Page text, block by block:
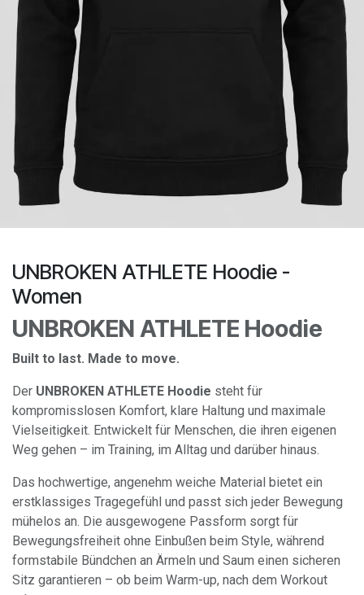
UNBROKEN ATHLETE Hoodie -
Women
UNBROKEN ATHLETE Hoodie
Built to last. Made to move.
Der UNBROKEN ATHLETE Hoodie steht für
kompromisslosen Komfort, klare Haltung und maximale
Vielseitigkeit. Entwickelt für Menschen, die ihren eigenen
Weg gehen – im Training, im Alltag und darüber hinaus.
Das hochwertige, angenehm weiche Material bietet ein
erstklassiges Tragegefühl und passt sich jeder Bewegung
mühelos an. Die ausgewogene Passform sorgt für
Bewegungsfreiheit ohne Einbußen beim Style, während
formstabile Bündchen an Ärmeln und Saum einen sicheren
Sitz garantieren – ob beim Warm-up, nach dem Workout